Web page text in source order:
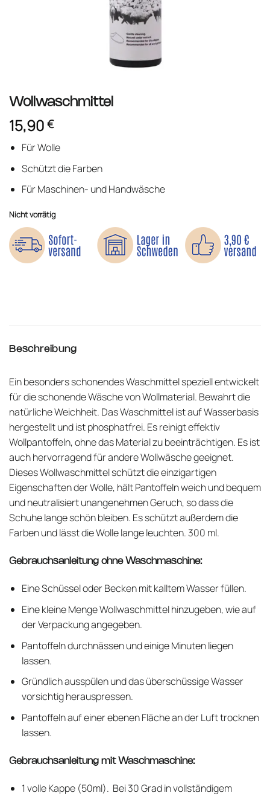
Wollwaschmittel
15,90 €
Für Wolle
Schützt die Farben
Für Maschinen- und Handwäsche
Nicht vorrätig
Beschreibung
Ein besonders schonendes Waschmittel speziell entwickelt
für die schonende Wäsche von Wollmaterial. Bewahrt die
natürliche Weichheit. Das Waschmittel ist auf Wasserbasis
hergestellt und ist phosphatfrei. Es reinigt effektiv
Wollpantoffeln, ohne das Material zu beeinträchtigen. Es ist
auch hervorragend für andere Wollwäsche geeignet.
Dieses Wollwaschmittel schützt die einzigartigen
Eigenschaften der Wolle, hält Pantoffeln weich und bequem
und neutralisiert unangenehmen Geruch, so dass die
Schuhe lange schön bleiben. Es schützt außerdem die
Farben und lässt die Wolle lange leuchten. 300 ml.
Gebrauchsanleitung ohne Waschmaschine:
Eine Schüssel oder Becken mit kalltem Wasser füllen.
Eine kleine Menge Wollwaschmittel hinzugeben, wie auf
der Verpackung angegeben.
Pantoffeln durchnässen und einige Minuten liegen
lassen.
Gründlich ausspülen und das überschüssige Wasser
vorsichtig herauspressen.
Pantoffeln auf einer ebenen Fläche an der Luft trocknen
lassen.
Gebrauchsanleitung mit Waschmaschine:
1 volle Kappe (50ml). Bei 30 Grad in vollständigem